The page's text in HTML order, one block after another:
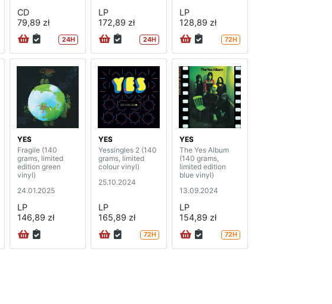
CD
79,89 zł
24H
LP
172,89 zł
24H
LP
128,89 zł
72H
YES
Fragile (140
grams, limited
edition green
vinyl)
24.01.2025
LP
146,89 zł
YES
Yessingles 2 (140
grams, limited
colour vinyl)
25.10.2024
LP
165,89 zł
72H
YES
The Yes Album
(140 grams,
limited edition
blue vinyl)
13.09.2024
LP
154,89 zł
72H